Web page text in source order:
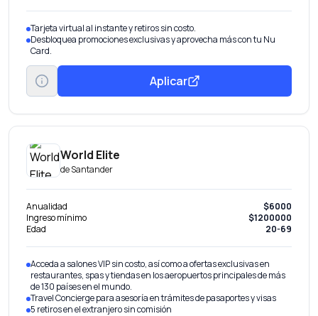
Tarjeta virtual al instante y retiros sin costo.
Desbloquea promociones exclusivas y aprovecha más con tu Nu
Card.
Aplicar
World Elite
deSantander
Anualidad
$6000
Ingreso mínimo
$1200000
Edad
20-69
Acceda a salones VIP sin costo, así como a ofertas exclusivas en
restaurantes, spas y tiendas en los aeropuertos principales de más
de 130 países en el mundo.
Travel Concierge para asesoría en trámites de pasaportes y visas
5 retiros en el extranjero sin comisión